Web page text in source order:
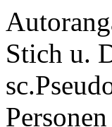
Stich u.
sc.
Personen